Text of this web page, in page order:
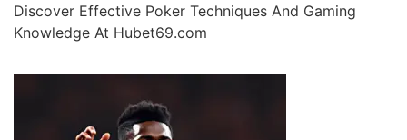
Discover Effective Poker Techniques And Gaming
Knowledge At Hubet69.com